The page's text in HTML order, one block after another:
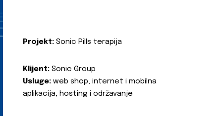
Projekt: Sonic Pills terapija
Klijent: Sonic Group
Usluge: web shop, internet i mobilna
aplikacija, hosting i održavanje